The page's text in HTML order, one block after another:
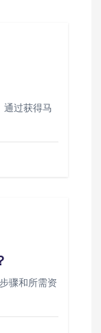
通过获得马
骤和所需资